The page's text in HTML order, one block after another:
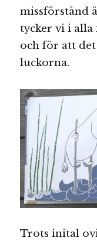
missförstånd
tycker vi i
och för att
luckorna.
Trots inital